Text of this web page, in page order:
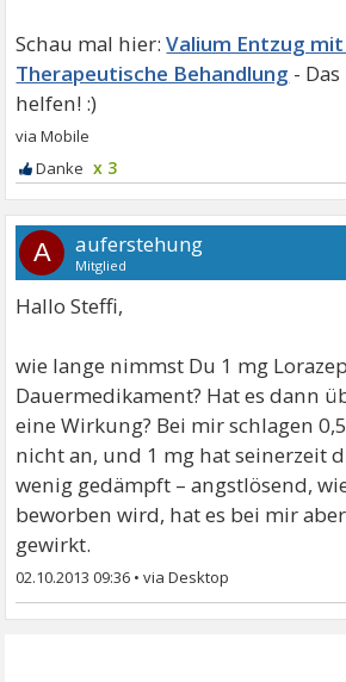
Valium Entzug
Therapeutische Behandlung
x 3
A auferstehung
Mitglied
Hallo Steffi,
wie lange nimmst Du 1 mg
Dauermedikament? Hat es dann
eine Wirkung? Bei mir schlagen
nicht an, und 1 mg hat seinerzeit
wenig gedämpft – angstlösend,
beworben wird, hat es bei mir
gewirkt.
02.10.2013 09:36 •